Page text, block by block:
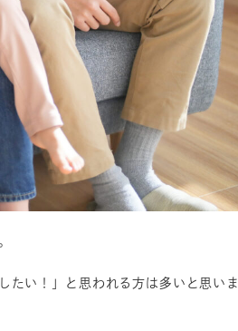
たい！」と思われる方は多いと思いま